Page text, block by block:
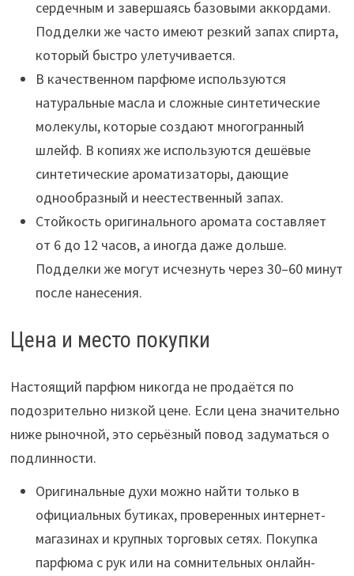
сердечным и завершаясь базовыми аккордами.
Подделки же часто имеют резкий запах спирта,
который быстро улетучивается.
В качественном парфюме используются
натуральные масла и сложные синтетические
молекулы, которые создают многогранный
шлейф. В копиях же используются дешёвые
синтетические ароматизаторы, дающие
однообразный и неестественный запах.
Стойкость оригинального аромата составляет
от 6 до 12 часов, а иногда даже дольше.
Подделки же могут исчезнуть через 30–60 минут
после нанесения.
Цена и место покупки
Настоящий парфюм никогда не продаётся по
подозрительно низкой цене. Если цена значительно
ниже рыночной, это серьёзный повод задуматься о
подлинности.
Оригинальные духи можно найти только в
официальных бутиках, проверенных интернет-
магазинах и крупных торговых сетях. Покупка
парфюма с рук или на сомнительных онлайн-